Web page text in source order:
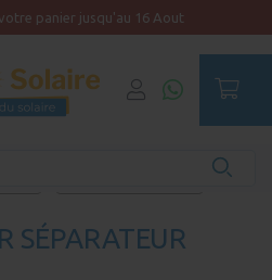
panier jusqu'au 16 Aout
SÉPARATEUR